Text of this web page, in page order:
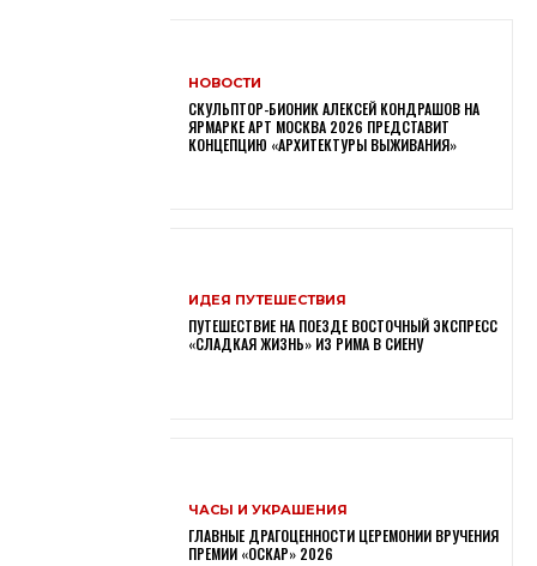
НОВОСТИ
СКУЛЬПТОР-БИОНИК АЛЕКСЕЙ КОНДРАШОВ НА
ЯРМАРКЕ АРТ МОСКВА 2026 ПРЕДСТАВИТ
КОНЦЕПЦИЮ «АРХИТЕКТУРЫ ВЫЖИВАНИЯ»
ИДЕЯ ПУТЕШЕСТВИЯ
ПУТЕШЕСТВИЕ НА ПОЕЗДЕ ВОСТОЧНЫЙ ЭКСПРЕСС
«СЛАДКАЯ ЖИЗНЬ» ИЗ РИМА В СИЕНУ
ЧАСЫ И УКРАШЕНИЯ
ГЛАВНЫЕ ДРАГОЦЕННОСТИ ЦЕРЕМОНИИ ВРУЧЕНИЯ
ПРЕМИИ «ОСКАР» 2026